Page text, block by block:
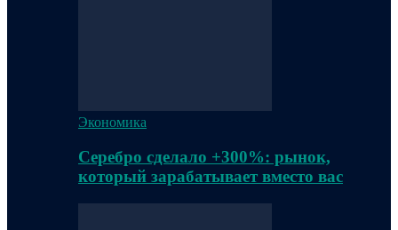
Экономика
Серебро сделало +300%: рынок,
который зарабатывает вместо вас